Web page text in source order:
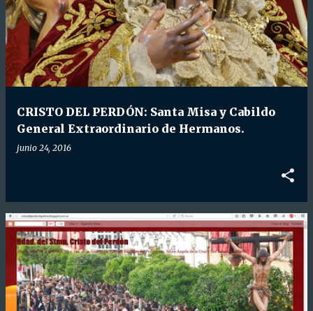
CRISTO DEL PERDÓN: Santa Misa y Cabildo
General Extraordinario de Hermanos.
junio 24, 2016